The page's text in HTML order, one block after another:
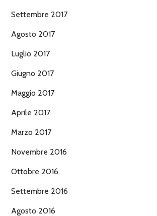
Settembre 2017
Agosto 2017
Luglio 2017
Giugno 2017
Maggio 2017
Aprile 2017
Marzo 2017
Novembre 2016
Ottobre 2016
Settembre 2016
Agosto 2016